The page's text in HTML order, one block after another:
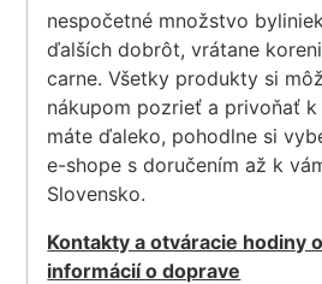
nespočetné množstvo
ďalších dobrôt, vrátane
carne. Všetky produkty si
nákupom pozrieť a privoňať
máte ďaleko, pohodlne si
e-shope s doručením až k
Slovensko.
Kontakty a otváracie hodiny
informácií o doprave